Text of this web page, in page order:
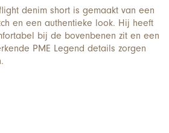
denim short is gemaakt van een
en een authentieke look. Hij heeft
bij de bovenbenen zit en een
PME Legend details zorgen